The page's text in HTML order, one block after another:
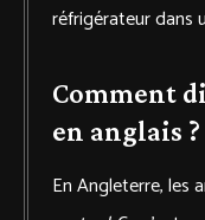
réfrigérateur dans
Comment
en anglais ?
En Angleterre, les